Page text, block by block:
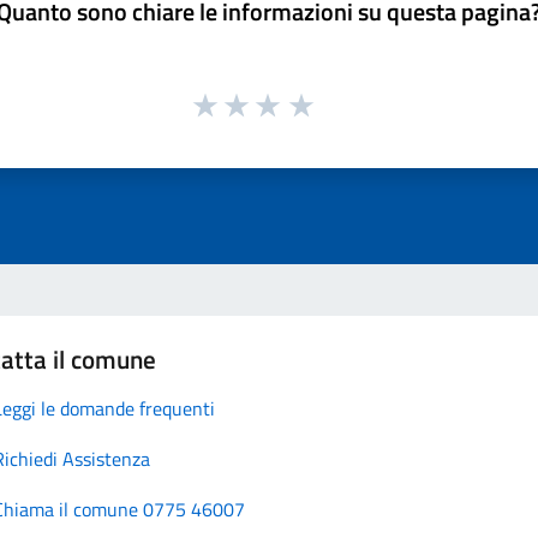
sono chiare le informazioni su questa
il comune
le domande frequenti
Assistenza
il comune 0775 46007